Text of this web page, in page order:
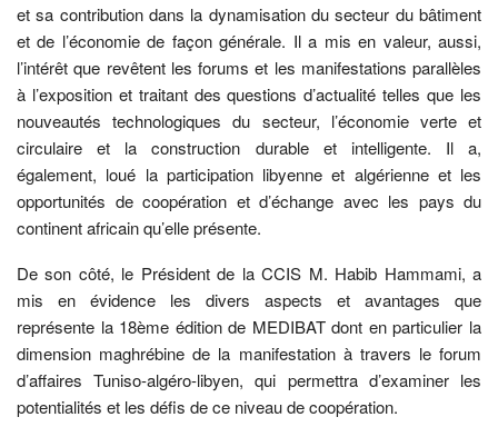
et sa contribution dans la dynamisation du secteur du bâtiment
et de l’économie de façon générale. Il a mis en valeur, aussi,
l’intérêt que revêtent les forums et les manifestations parallèles
à l’exposition et traitant des questions d’actualité telles que les
nouveautés technologiques du secteur, l’économie verte et
circulaire et la construction durable et intelligente. Il a,
également, loué la participation libyenne et algérienne et les
opportunités de coopération et d’échange avec les pays du
continent africain qu’elle présente.
De son côté, le Président de la CCIS M. Habib Hammami, a
mis en évidence les divers aspects et avantages que
représente la 18ème édition de MEDIBAT dont en particulier la
dimension maghrébine de la manifestation à travers le forum
d’affaires Tuniso-algéro-libyen, qui permettra d’examiner les
potentialités et les défis de ce niveau de coopération.